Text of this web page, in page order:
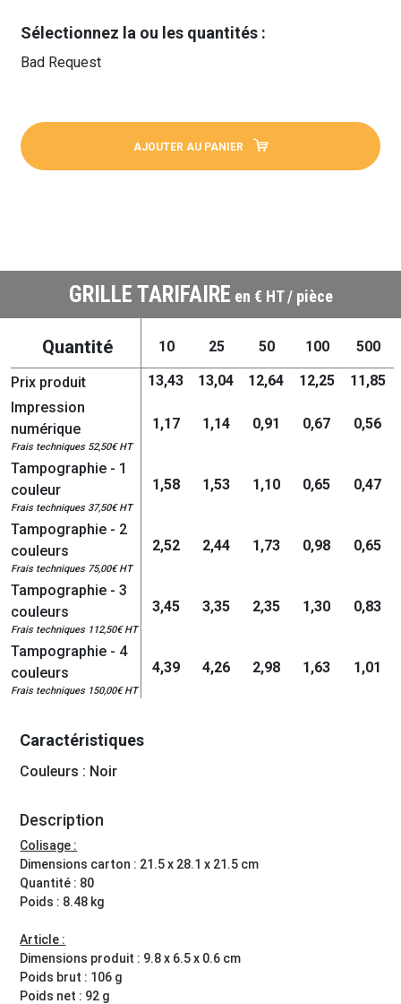
Sélectionnez la ou les quantités :
Bad Request
AJOUTER AU PANIER
GRILLE TARIFAIRE en € HT / pièce
Quantité 10 25 50 100 500
Prix produit 13,43 13,04 12,64 12,25
11,85
Impression
numérique
Frais techniques 52,50€ HT
1,17 1,14 0,91 0,67 0,56
Tampographie - 1
couleur
Frais techniques 37,50€ HT
1,58 1,53 1,10 0,65 0,47
Tampographie - 2
couleurs
Frais techniques 75,00€ HT
2,52 2,44 1,73 0,98 0,65
Tampographie - 3
couleurs
Frais techniques 112,50€ HT
3,45 3,35 2,35 1,30 0,83
Tampographie - 4
couleurs
Frais techniques 150,00€ HT
4,39 4,26 2,98 1,63 1,01
Caractéristiques
Couleurs : Noir
Description
Colisage :
Dimensions carton : 21.5 x 28.1 x 21.5 cm
Quantité : 80
Poids : 8.48 kg
Article :
Dimensions produit : 9.8 x 6.5 x 0.6 cm
Poids brut : 106 g
Poids net : 92 g